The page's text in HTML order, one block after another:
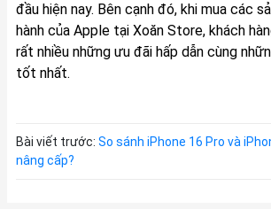
đầu hiện nay. Bên cạnh đó, khi mua các
hành của Apple tại Xoăn Store, khách
rất nhiều những ưu đãi hấp dẫn cùng
tốt nhất.
Bài viết trước: So sánh iPhone 16 Pro và
nâng cấp?